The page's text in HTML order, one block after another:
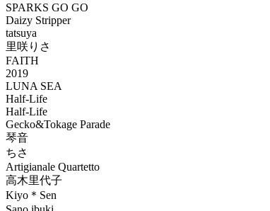
SPARKS GO GO
Daizy Stripper
tatsuya
里咲りさ
FAITH
2019
LUNA SEA
Half-Life
Half-Life
Gecko&Tokage Parade
琴音
ちさ
Artigianale Quartetto
高木里代子
Kiyo＊Sen